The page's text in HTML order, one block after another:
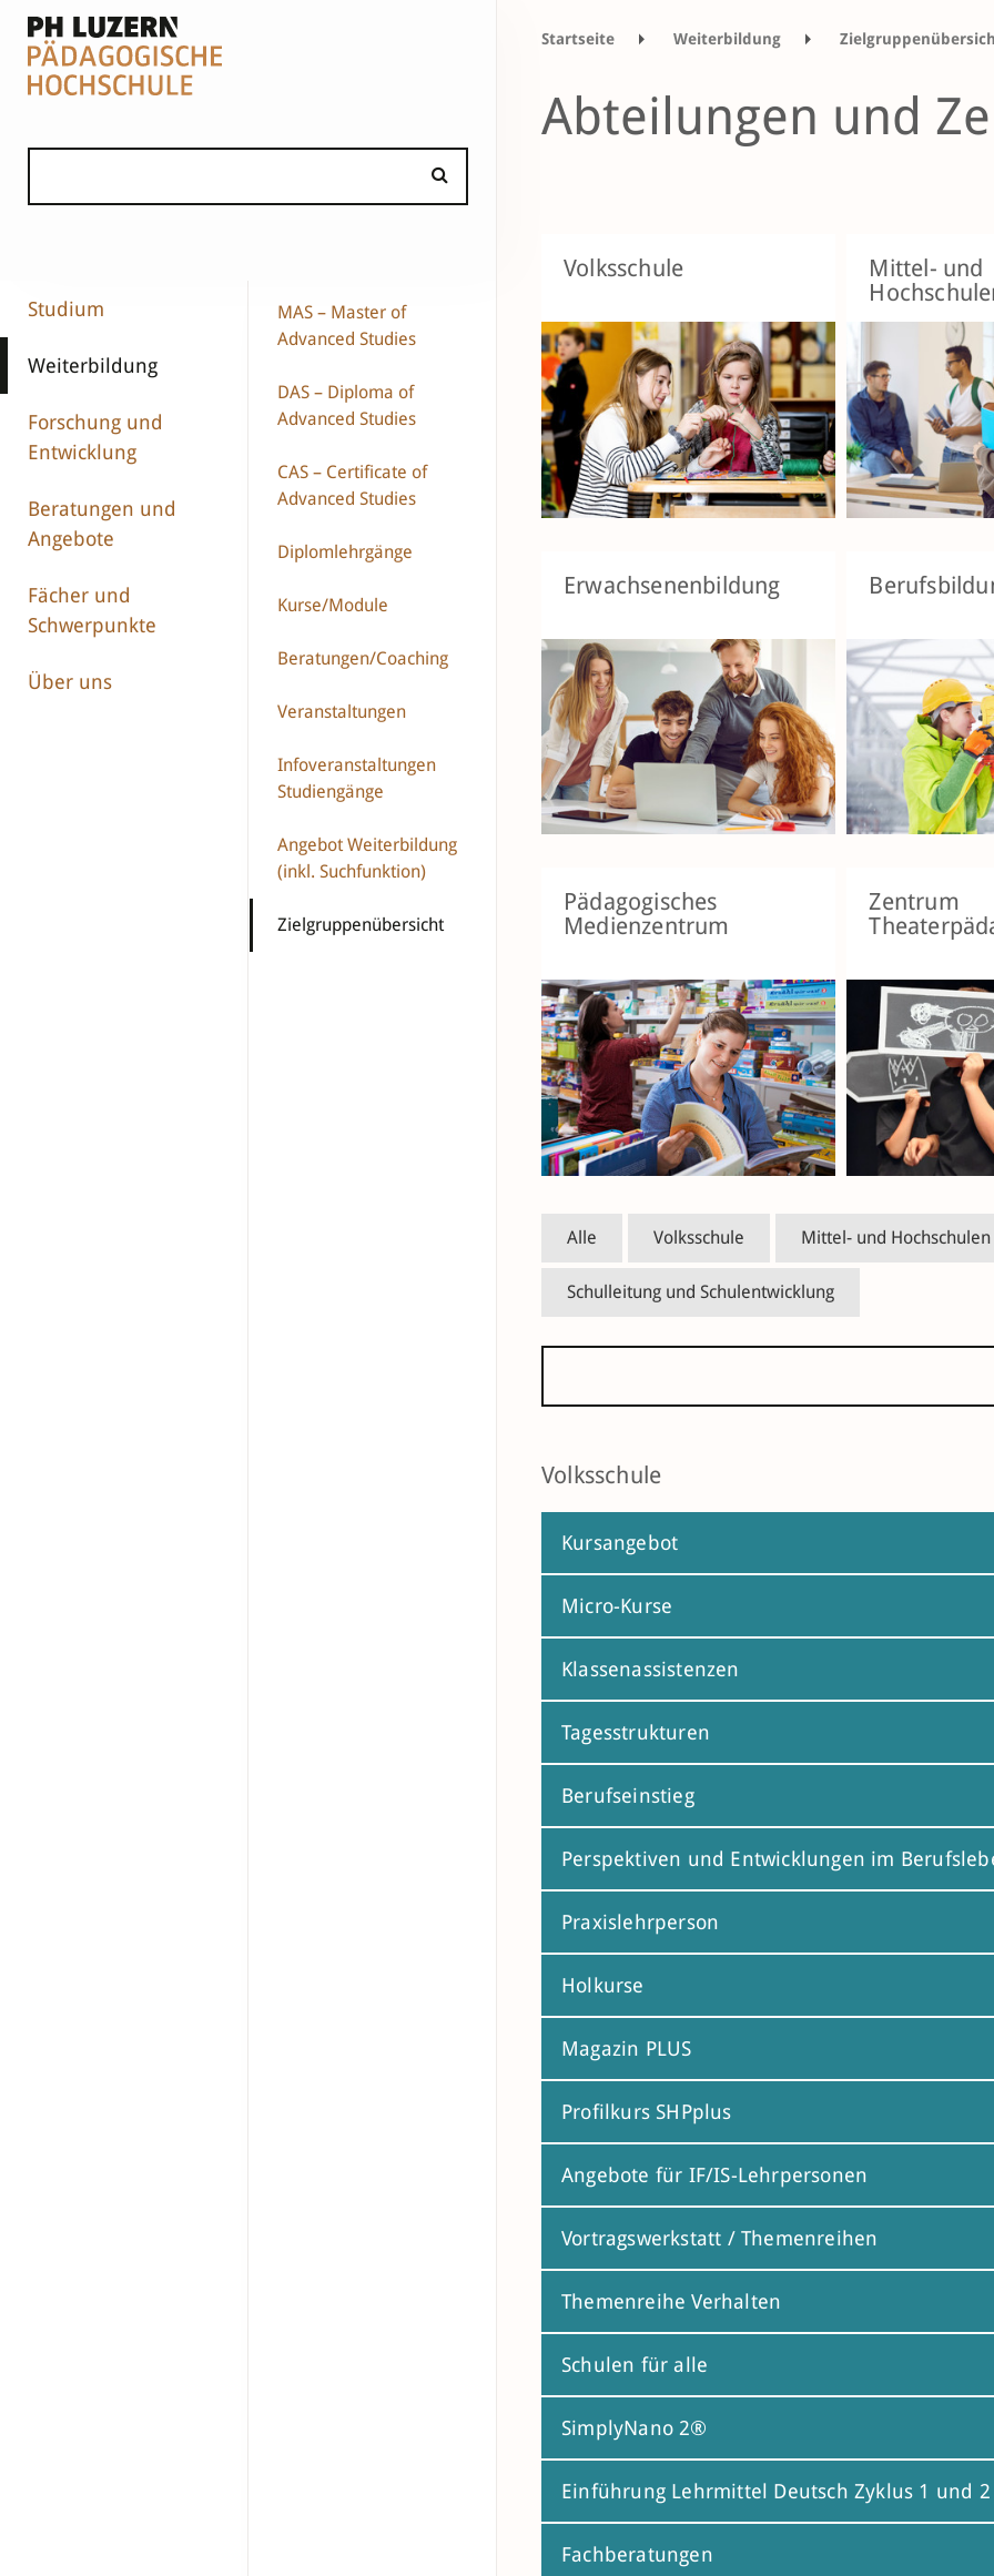
Studium
Weiterbildung
Forschung und
Entwicklung
Beratungen und
Angebote
Fächer und
Schwerpunkte
Über uns
MAS – Master of
Advanced Studies
DAS – Diploma of
Advanced Studies
CAS – Certificate of
Advanced Studies
Diplomlehrgänge
Kurse/Module
Beratungen/Coaching
Veranstaltungen
Infoveranstaltungen
Studiengänge
Angebot Weiterbildung
(inkl. Suchfunktion)
Zielgruppenübersicht
Startseite Weiterbildung
Abteilungen und
Volksschule
Mittel- und
Erwachsenenbildung
Pädagogisches
Medienzentrum
Zentrum
Alle Volksschule Mittel- und Hochschulen
Schulleitung und Schulentwicklung
Volksschule
Kursangebot
Micro-Kurse
Klassenassistenzen
Tagesstrukturen
Berufseinstieg
Perspektiven und Entwicklungen im
Praxislehrperson
Holkurse
Magazin PLUS
Profilkurs SHPplus
Angebote für IF/IS-Lehrpersonen
Vortragswerkstatt / Themenreihen
Themenreihe Verhalten
Schulen für alle
SimplyNano 2®
Einführung Lehrmittel Deutsch Zyklus 1 und 2
Fachberatungen